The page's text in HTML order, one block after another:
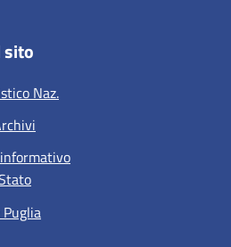
sito
Naz.
Puglia